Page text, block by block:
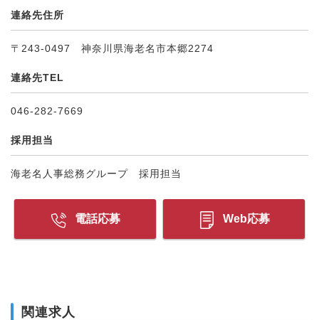
連絡先住所
〒243-0497 神奈川県海老名市本郷2274
連絡先TEL
046-282-7669
採用担当
海老名人事総務グループ 採用担当
電話応募 Web応募
関連求人